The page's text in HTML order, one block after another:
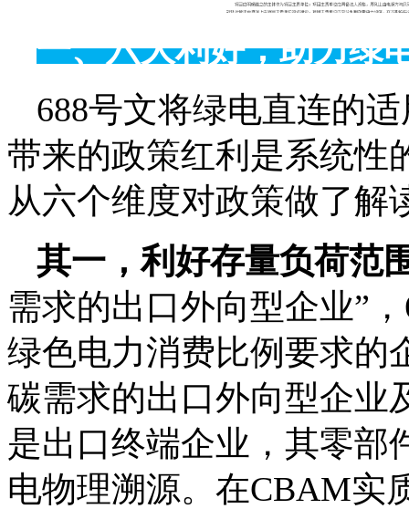
一、六大利好，助力绿
688号文将绿电直连的
带来的政策红利是系统性
从六个维度对政策做了解
其一，利好存量负荷范
需求的出口外向型企业”
绿色电力消费比例要求的
碳需求的出口外向型企业
是出口终端企业，其零部
电物理溯源。在CBAM实